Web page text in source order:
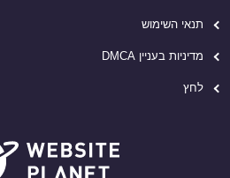
תנאי השימוש
מדיניות בעניין DMCA
לחץ